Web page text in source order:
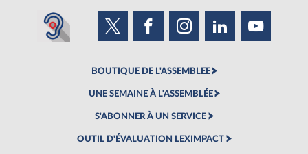
BOUTIQUE DE L'ASSEMBLEE
UNE SEMAINE À L'ASSEMBLÉE
S'ABONNER À UN SERVICE
OUTIL D'ÉVALUATION LEXIMPACT